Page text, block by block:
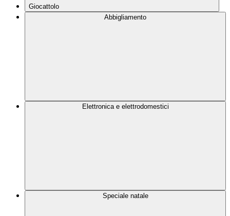
Giocattolo
Abbigliamento
Elettronica e elettrodomestici
Speciale natale